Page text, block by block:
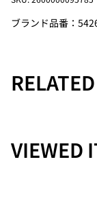
【THE ROLLING
ャーズ（G）、ブラ
（B）、チャーリー
に君臨し続けてい
ンドのアイコンで
ブランド品番：
VIEWED